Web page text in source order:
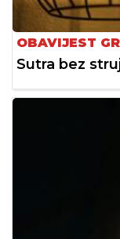
OBAVIJEST
Sutra bez